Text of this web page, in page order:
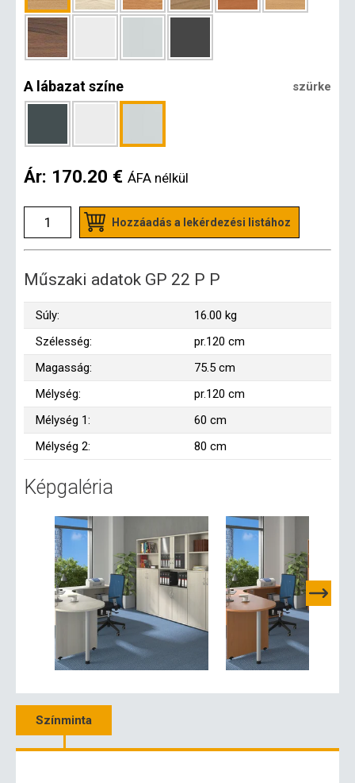
A lábazat színe szürke
Ár: 170.20 € ÁFA nélkül
Hozzáadás a lekérdezési listához
Műszaki adatok GP 22 P P
Súly:
16.00 kg
Szélesség:
pr.120 cm
Magasság:
75.5 cm
Mélység:
pr.120 cm
Mélység 1:
60 cm
Mélység 2:
80 cm
Képgaléria
Színminta